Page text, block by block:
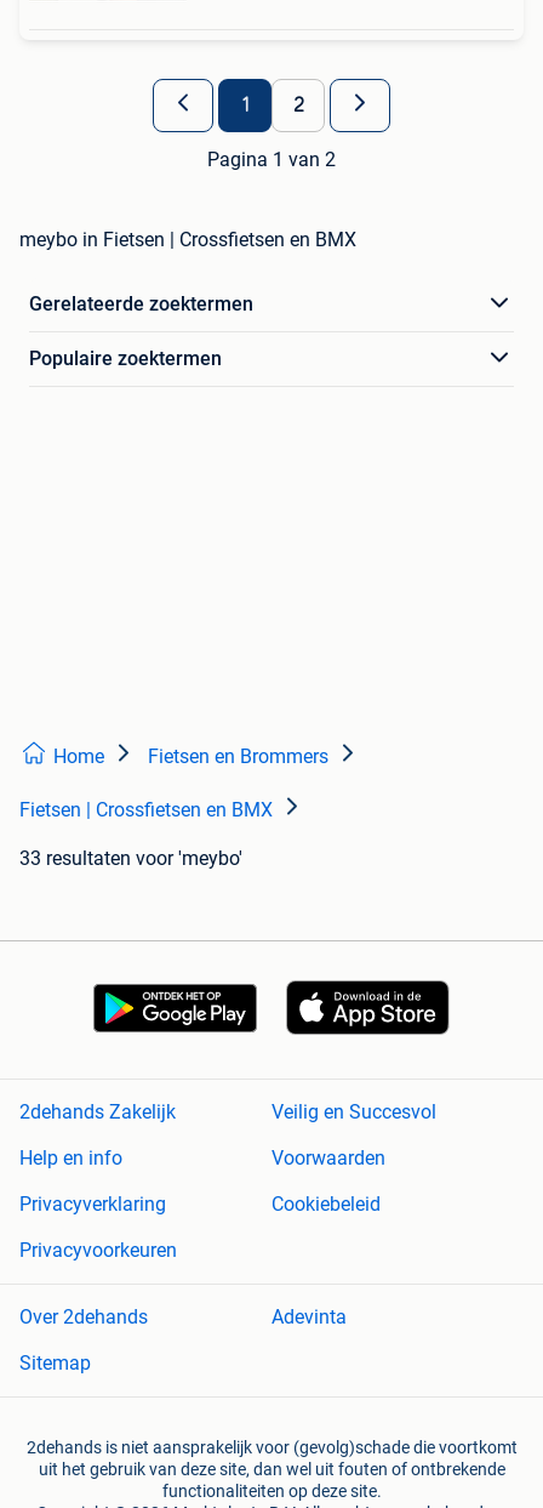
1 2
Pagina 1 van 2
meybo in Fietsen | Crossfietsen en BMX
Gerelateerde zoektermen
Populaire zoektermen
Home Fietsen en Brommers
Fietsen | Crossfietsen en BMX
33 resultaten voor 'meybo'
2dehands Zakelijk
Veilig en Succesvol
Help en info
Voorwaarden
Privacyverklaring
Cookiebeleid
Privacyvoorkeuren
Over 2dehands
Adevinta
Sitemap
2dehands is niet aansprakelijk voor (gevolg)schade die voortkomt
uit het gebruik van deze site, dan wel uit fouten of ontbrekende
functionaliteiten op deze site.